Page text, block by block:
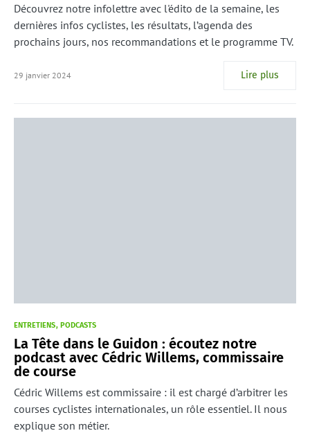
Découvrez notre infolettre avec l'édito de la semaine, les
dernières infos cyclistes, les résultats, l’agenda des
prochains jours, nos recommandations et le programme TV.
29 janvier 2024 Lire plus
ENTRETIENS PODCASTS
La Tête dans le Guidon : écoutez notre
podcast avec Cédric Willems, commissaire
de course
Cédric Willems est commissaire : il est chargé d’arbitrer les
courses cyclistes internationales, un rôle essentiel. Il nous
explique son métier.